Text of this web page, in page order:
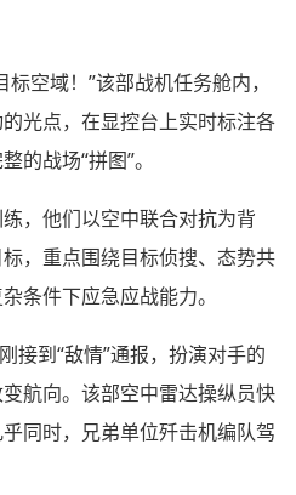
空域！”该部战机任务舱内，
光点，在显控台上实时标注各
的战场“拼图”。
，他们以空中联合对抗为背
，重点围绕目标侦搜、态势共
条件下应急应战能力。
接到“敌情”通报，扮演对手的
航向。该部空中雷达操纵员快
同时，兄弟单位歼击机编队驾